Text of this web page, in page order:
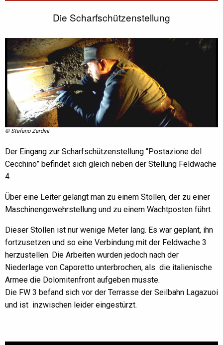
Die Scharfschützenstellung
© Stefano Zardini
Der Eingang zur Scharfschützenstellung “Postazione del
Cecchino” befindet sich gleich neben der Stellung Feldwache
4.
Über eine Leiter gelangt man zu einem Stollen, der zu einer
Maschinengewehrstellung und zu einem Wachtposten führt.
Dieser Stollen ist nur wenige Meter lang. Es war geplant, ihn
fortzusetzen und so eine Verbindung mit der Feldwache 3
herzustellen. Die Arbeiten wurden jedoch nach der
Niederlage von Caporetto unterbrochen, als die italienische
Armee die Dolomitenfront aufgeben musste.
Die FW 3 befand sich vor der Terrasse der Seilbahn Lagazuoi
und ist inzwischen leider eingestürzt.